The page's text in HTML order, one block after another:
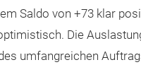
Saldo von +73 klar
Die
umfangreichen